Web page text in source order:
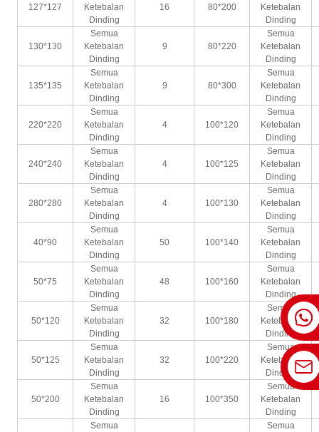
127*127
Ketebalan
Dinding
16 80*200
Ketebalan
Dinding
130*130
Semua
Ketebalan
Dinding
9 80*220
Semua
Ketebalan
Dinding
135*135
Semua
Ketebalan
Dinding
9 80*300
Semua
Ketebalan
Dinding
220*220
Semua
Ketebalan
Dinding
4 100*120
Semua
Ketebalan
Dinding
240*240
Semua
Ketebalan
Dinding
4 100*125
Semua
Ketebalan
Dinding
280*280
Semua
Ketebalan
Dinding
4 100*130
Semua
Ketebalan
Dinding
40*90
Semua
Ketebalan
Dinding
50 100*140
Semua
Ketebalan
Dinding
50*75
Semua
Ketebalan
Dinding
48 100*160
Semua
Ketebalan
Dinding
50*120
Semua
Ketebalan
Dinding
32 100*180
Semua
Ketebalan
Dinding
50*125
Semua
Ketebalan
Dinding
32 100*220
Semua
Ketebalan
Dinding
50*200
Semua
Ketebalan
Dinding
16 100*350
Semua
Ketebalan
Dinding
Semua
Semua